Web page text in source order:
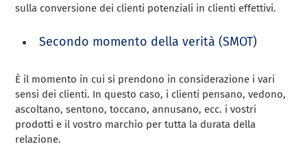
sulla conversione dei clienti potenziali in clienti effettivi.
Secondo momento della verità (SMOT)
È il momento in cui si prendono in considerazione i vari
sensi dei clienti. In questo caso, i clienti pensano, vedono,
ascoltano, sentono, toccano, annusano, ecc. i vostri
prodotti e il vostro marchio per tutta la durata della
relazione.